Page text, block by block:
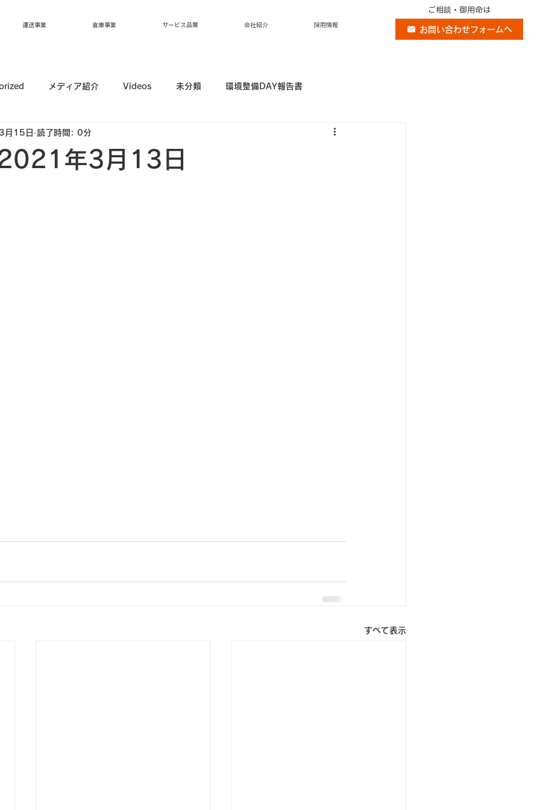
運送事業 倉庫事業 サービス品質 会社紹介 採用情報
ご相談・御用命は
お問い合わせフォームへ
メディア紹介 Videos 未分類 環境整備DAY報告書
年3月13日
月15日 読了時間: 0分
すべて表示